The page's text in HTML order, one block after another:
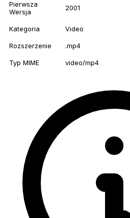
Pierwsza
Wersja
2001
Kategoria Video
Rozszerzenie .mp4
Typ MIME video/mp4